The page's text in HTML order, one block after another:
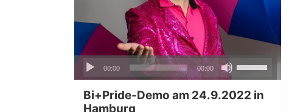
Audio-
00:00 00:00
Pfeiltasten
benutzen,
Bi+Pride-Demo am 24.9.2022 in
Hamburg